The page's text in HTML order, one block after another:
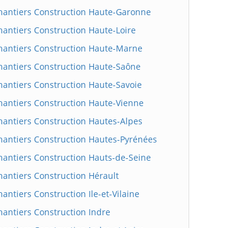
Construction Haute-Garonne
Construction Haute-Loire
Construction Haute-Marne
Construction Haute-Saône
Construction Haute-Savoie
Construction Haute-Vienne
Construction Hautes-Alpes
Construction Hautes-Pyrénées
Construction Hauts-de-Seine
Construction Hérault
Construction Ile-et-Vilaine
Construction Indre